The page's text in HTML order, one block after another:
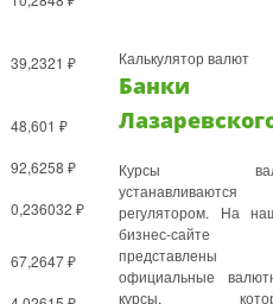
39,2321 ₽
48,601 ₽
92,6258 ₽
0,236032 ₽
67,2647 ₽
Калькулятор валют
Банки
Курсы
устанавливаются
регулятором. На
бизнес-сайте
представлены
официальные
курсы,